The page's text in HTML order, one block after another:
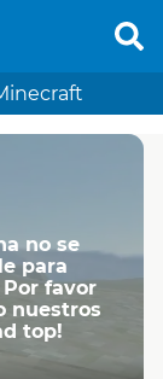
no se
para
favor
nuestros
top!